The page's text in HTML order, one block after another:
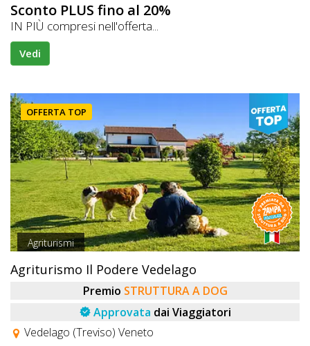
Sconto PLUS fino al 20%
IN PIÙ compresi nell'offerta...
Vedi
OFFERTA TOP
Agriturismi
Agriturismo Il Podere Vedelago
Premio STRUTTURA A DOG
Approvata dai Viaggiatori
Vedelago (Treviso) Veneto